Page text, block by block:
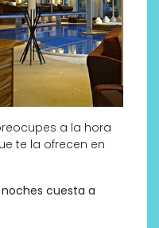
a la hora
te la ofrecen en
cuesta a